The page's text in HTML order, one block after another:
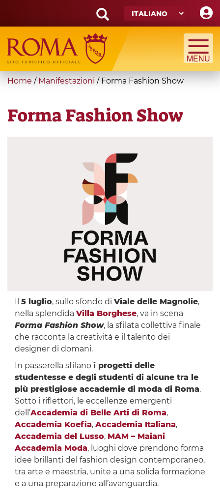
main
content
Search
form
Cerca
You
here
Home / Manifestazioni / Forma Fashion Show
Forma Fashion Show
5 luglio, sullo sfondo di Viale delle Magnolie,
nella splendida Villa Borghese, va in scena
Forma Fashion Show, la sfilata collettiva finale
che racconta la creatività e il talento dei
designer di domani.
In passerella sfilano i progetti delle
studentesse e degli studenti di alcune tra le
più prestigiose accademie di moda di Roma.
Sotto i riflettori, le eccellenze emergenti
dell’Accademia di Belle Arti di Roma,
Accademia Koefia, Accademia Italiana,
Accademia del Lusso, MAM – Maiani
Accademia Moda, luoghi dove prendono forma
idee brillanti del fashion design contemporaneo,
tra arte e maestria, unite a una solida formazione
e a una preparazione all’avanguardia.